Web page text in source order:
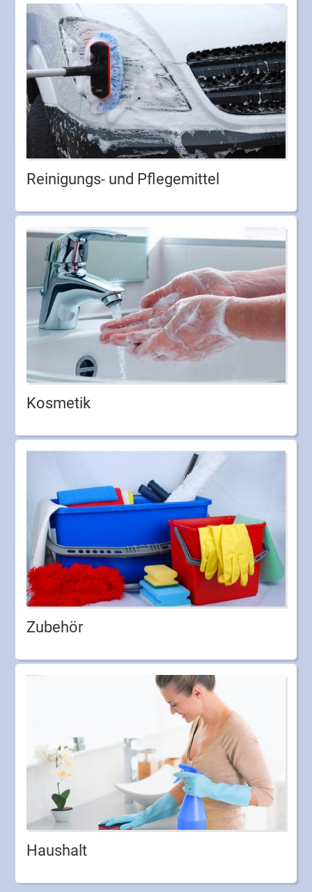
Reinigungs- und Pflegemittel
Kosmetik
Zubehör
Haushalt